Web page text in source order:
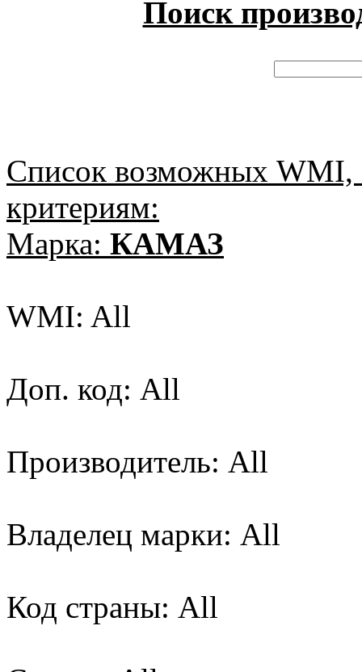
Поиск
Список возможных
критериям:
Марка: КАМАЗ
WMI: All
Доп. код: All
Производитель: All
Владелец марки: All
Код страны: All